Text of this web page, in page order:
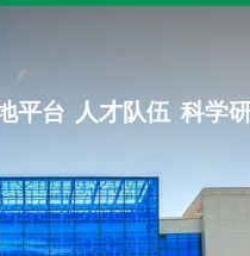
平台 人才队伍 科学